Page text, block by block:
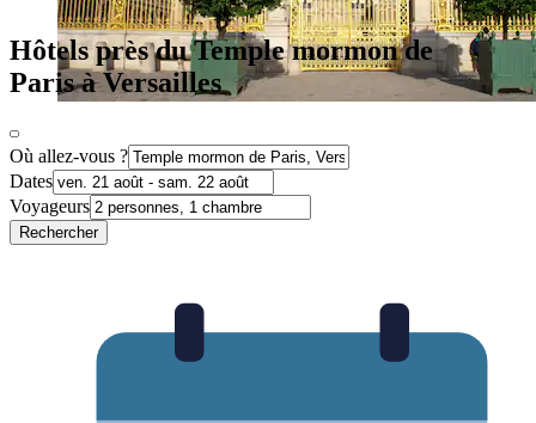
Hôtels près du Temple mormon de
Paris à Versailles
Où allez-vous ?
Dates
Voyageurs
Rechercher